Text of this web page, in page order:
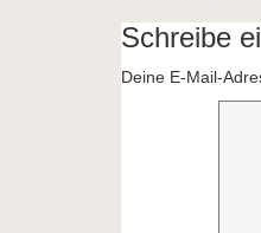
Schreibe
Deine E-Mail-